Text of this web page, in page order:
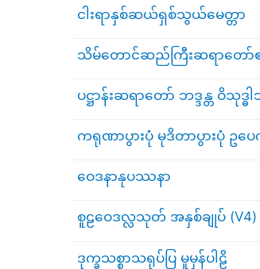
ငါးရာနှစ်ဆယ်ရှစ်သွယ်မေတ္တာ
သိမ်တောင်ဆည်ကြီးဆရာတော်၏
ပဋ္ဌာန်းဆရာတော် ဘဒ္ဒန္တ ဝိသု
ကရုဏာပွားပုံ မုဒိတာပွားပုံ ဥပေက္
ဝေဒနာနုပဿနာ
စူဠဝေဒလ္လသုတ် အနှစ်ချုပ် (V4)
ဒုက္ခသစ္စာသရုပ်ပြ မူမှန်ပါဠိ